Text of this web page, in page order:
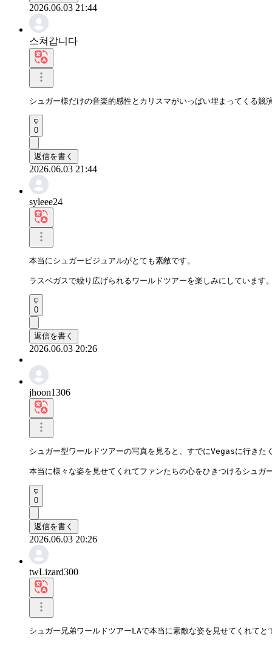
2026.06.03 21:44
스쳐갑니다
シュガー様だけの音楽的感性とカリスマがいっぱい埋まってくる
0
返信を書く
2026.06.03 21:44
syleee24
本当にシュガービジュアルがとても素敵です。
ラスベガスで繰り広げられるワールドツアーを楽しみにしています
0
返信を書く
2026.06.03 20:26
jhoon1306
シュガー型ワールドツアーの写真を見ると、すでにVegasに行きた
本当に様々な姿を見せてくれてファンたちの心をひきつけるシュガ
0
返信を書く
2026.06.03 20:26
twLizard300
シュガー兄弟ワールドツアーLAで本当に素敵な姿を見せてくれて